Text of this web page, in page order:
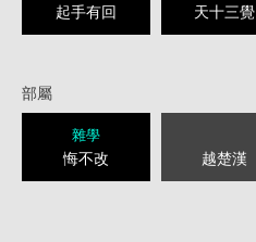
起手有回 天十三覺
部屬
雜學
悔不改 越楚漢